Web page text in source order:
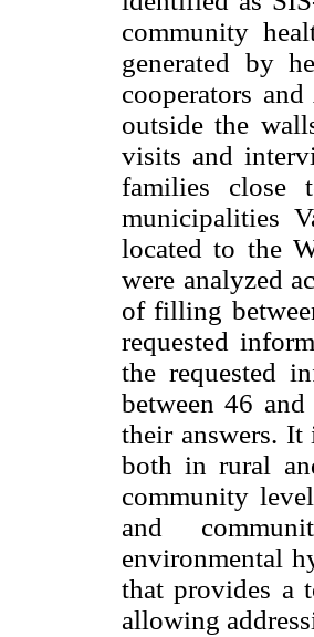
community
generated by
cooperators
outside the
visits and
families close
municipalities
located to the
were analyzed
of filling
requested
the requested
between 46
their answers. It
both in rural
community
and
environmental
that provides a
allowing